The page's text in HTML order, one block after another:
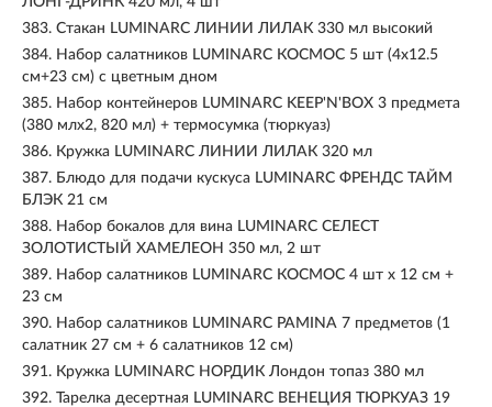
383. Стакан LUMINARC ЛИНИИ ЛИЛАК 330 мл высокий
384. Набор салатников LUMINARC КОСМОС 5 шт (4х12.5
см+23 см) с цветным дном
385. Набор контейнеров LUMINARC KEEP'N'BOX 3 предмета
(380 млх2, 820 мл) + термосумка (тюркуаз)
386. Кружка LUMINARC ЛИНИИ ЛИЛАК 320 мл
387. Блюдо для подачи кускуса LUMINARC ФРЕНДС ТАЙМ
БЛЭК 21 см
388. Набор бокалов для вина LUMINARC СЕЛЕСТ
ЗОЛОТИСТЫЙ ХАМЕЛЕОН 350 мл, 2 шт
389. Набор салатников LUMINARC КОСМОС 4 шт x 12 см +
23 см
390. Набор салатников LUMINARC PAMINA 7 предметов (1
салатник 27 см + 6 салатников 12 см)
391. Кружка LUMINARC НОРДИК Лондон топаз 380 мл
392. Тарелка десертная LUMINARC ВЕНЕЦИЯ ТЮРКУАЗ 19